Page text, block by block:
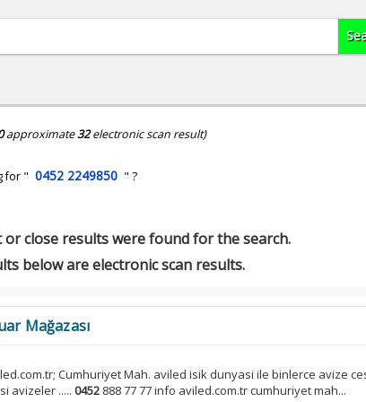
approximate32electronic scan result)
for " 0452 2249850 " ?
or close results were found for the search.
below are electronic scan results.
Mağazası
Cumhuriyet Mah. aviled isik dunyasi ile binlerce avize
avizeler ..... 0452 888 77 77 info aviled.com.tr cumhuriyet mah...